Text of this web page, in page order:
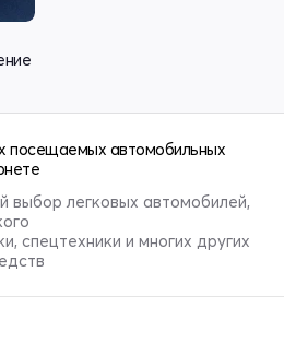
посещаемых автомобильных
легковых автомобилей,
спецтехники и многих других